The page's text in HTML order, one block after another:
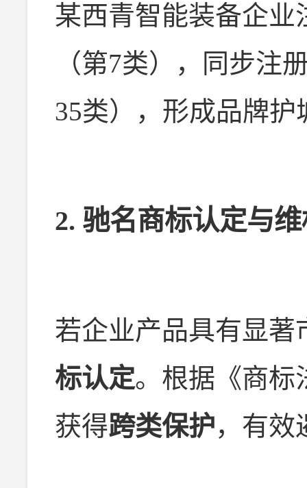
某西青智能装备企业
（第7类），同步注
35类），形成品牌护
2. 驰名商标认定与
若企业产品具有显著
标认定。根据《商标
获得跨类保护，有效